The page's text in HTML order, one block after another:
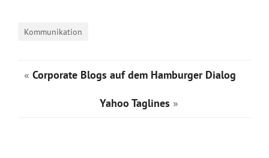
Kommunikation
« Corporate Blogs auf dem Hamburger Dialog
Yahoo Taglines »